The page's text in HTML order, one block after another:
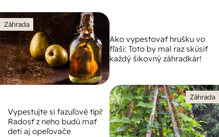
Záhrada
Ako vypestovať hrušku vo
fľaši: Toto by mal raz skúsiť
každý šikovný záhradkár!
Záhrada
Vypestujte si fazuľové típí!
Radosť z neho budú mať
deti aj opeľovače